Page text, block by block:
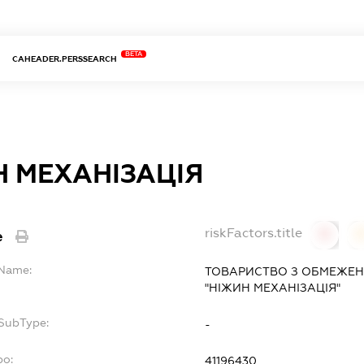
CAHEADER.PERSSEARCH
BETA
МЕХАНІЗАЦІЯ
riskFactors.title
ТОВАРИСТВО З
"НІЖИН МЕХАНІЗАЦІЯ"
-
41196430